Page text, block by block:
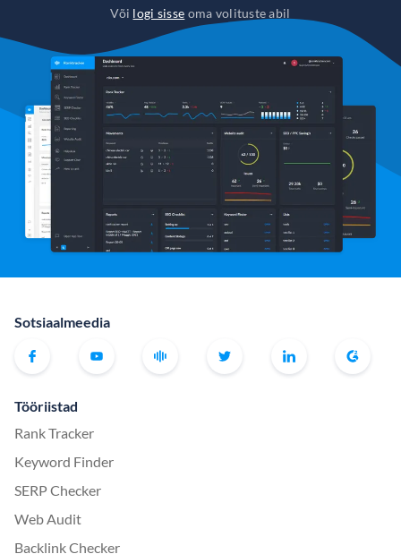
Või logi sisse oma volituste abil
Sotsiaalmeedia
Tööriistad
Rank Tracker
Keyword Finder
SERP Checker
Web Audit
Backlink Checker